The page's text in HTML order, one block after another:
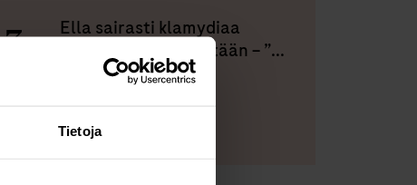
Tietoja
Ella sairasti klamydiaa
kuukausia tietämättään – ”...